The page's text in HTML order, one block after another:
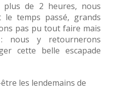
plus de 2 heures, nous
temps passé, grands
pas pu tout faire mais
nous y retournerons
cette belle escapade
les lendemains de